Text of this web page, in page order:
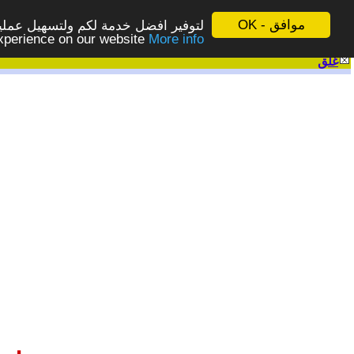
موافق - OK
لتوفير افضل خدمة لكم ولتسهيل
on our website More info - المزيد
غلق